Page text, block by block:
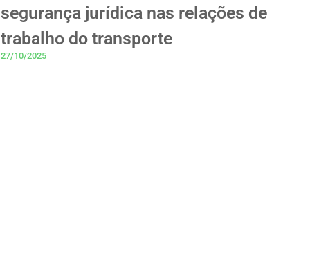
segurança jurídica nas relações de
trabalho do transporte
27/10/2025